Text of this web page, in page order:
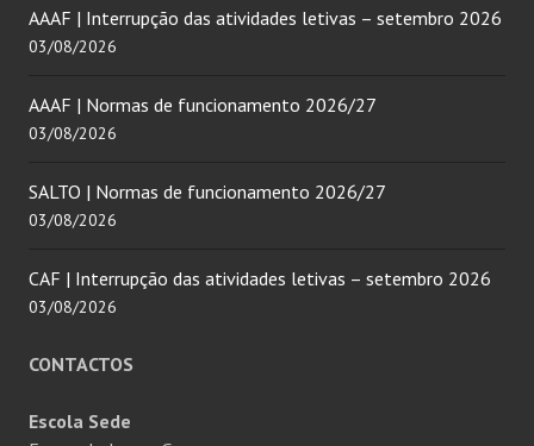
AAAF | Interrupção das atividades letivas – setembro 2026
03/08/2026
AAAF | Normas de funcionamento 2026/27
03/08/2026
SALTO | Normas de funcionamento 2026/27
03/08/2026
CAF | Interrupção das atividades letivas – setembro 2026
03/08/2026
CONTACTOS
Escola Sede